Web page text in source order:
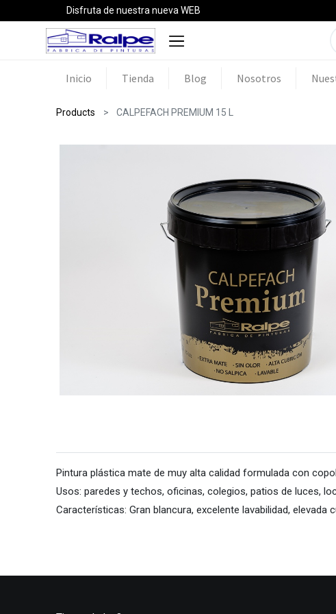
Disfruta de nuestra nueva WEB
Inicio Tienda Blog Nosotros
Products CALPEFACH PREMIUM 15 L
Pintura plástica mate de muy alta calidad formulada con
Usos: paredes y techos, oficinas, colegios, patios de luces,
Características: Gran blancura, excelente lavabilidad,